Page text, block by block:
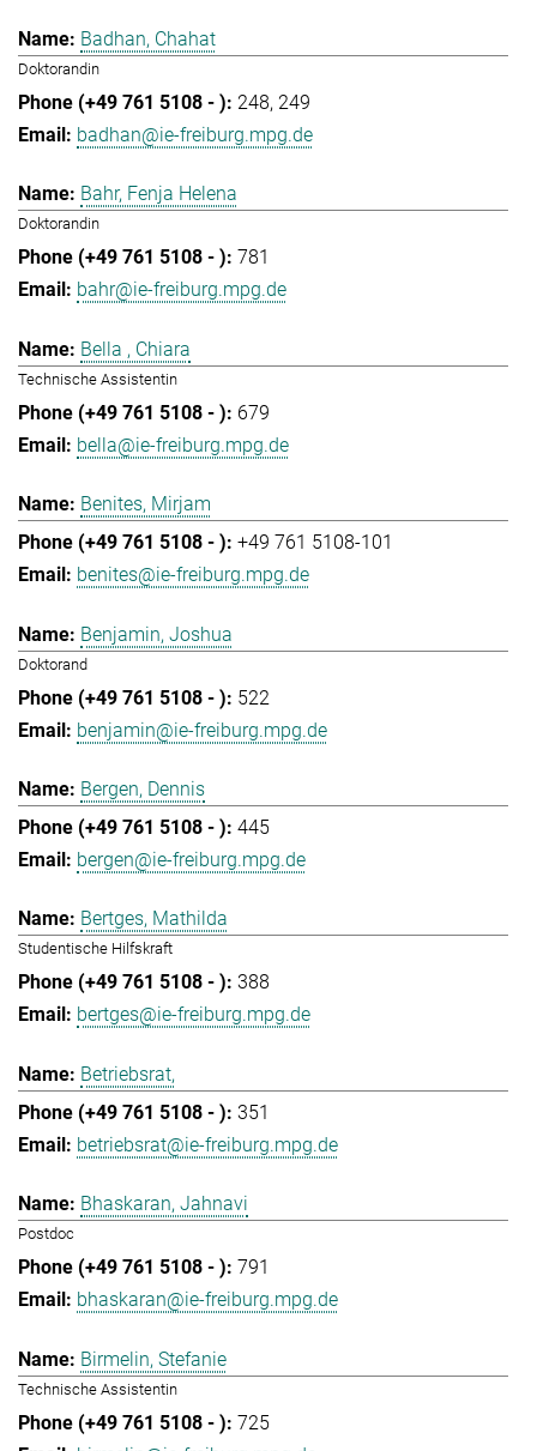
Badhan, Chahat
Doktorandin
248 249
badhan@ie-freiburg.mpg.de
Bahr, Fenja Helena
Doktorandin
781
bahr@ie-freiburg.mpg.de
Bella , Chiara
Technische Assistentin
679
bella@ie-freiburg.mpg.de
Benites, Mirjam
+49 761 5108-101
benites@ie-freiburg.mpg.de
Benjamin, Joshua
Doktorand
522
benjamin@ie-freiburg.mpg.de
Bergen, Dennis
445
bergen@ie-freiburg.mpg.de
Bertges, Mathilda
Studentische Hilfskraft
388
bertges@ie-freiburg.mpg.de
Betriebsrat,
351
betriebsrat@ie-freiburg.mpg.de
Bhaskaran, Jahnavi
Postdoc
791
bhaskaran@ie-freiburg.mpg.de
Birmelin, Stefanie
Technische Assistentin
725